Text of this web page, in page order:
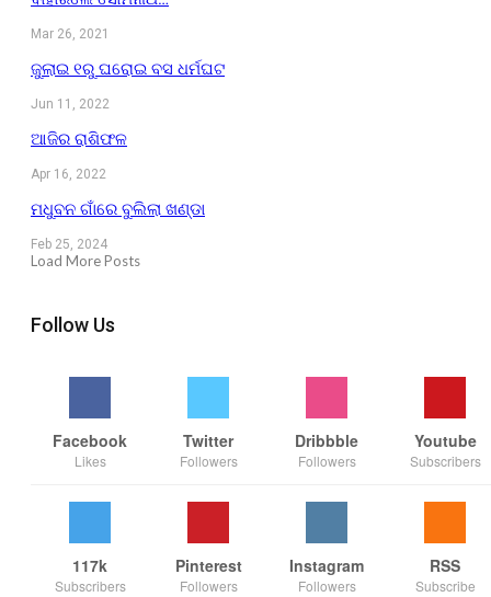
Mar 26, 2021
ଜୁଲାଇ ୧ରୁ ଘରୋଇ ବସ ଧର୍ମଘଟ
Jun 11, 2022
ଆଜିର ରାଶିଫଳ
Apr 16, 2022
ମଧୁବନ ଗାଁରେ ବୁଲିଲା ଖଣ୍ଡା
Feb 25, 2024
Load More Posts
Follow Us
Facebook
Likes
Twitter
Followers
Dribbble
Followers
Youtube
Subscribers
117k
Subscribers
Pinterest
Followers
Instagram
Followers
RSS
Subscribe